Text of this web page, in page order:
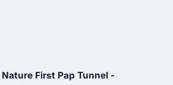
First Pap Tunnel -